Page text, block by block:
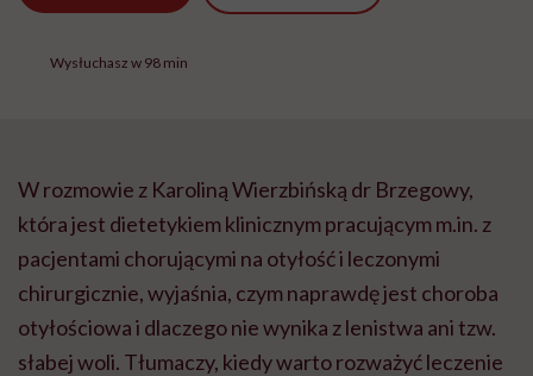
Wysłuchasz w 98 min
W rozmowie z Karoliną Wierzbińską dr Brzegowy,
która jest dietetykiem klinicznym pracującym m.in. z
pacjentami chorującymi na otyłość i leczonymi
chirurgicznie, wyjaśnia, czym naprawdę jest choroba
otyłościowa i dlaczego nie wynika z lenistwa ani tzw.
słabej woli. Tłumaczy, kiedy warto rozważyć leczenie